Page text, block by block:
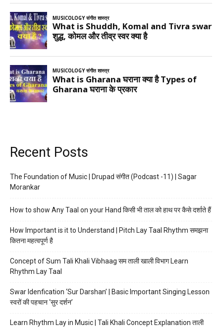
Recent Posts
The Foundation of Music | Drupad संगीत (Podcast -11) | Sagar
Morankar
How to show Any Taal on your Hand किसी भी ताल को हाथ पर कैसे दर्शाते हैं
How Important is it to Understand | Pitch Lay Taal Rhythm समझना
कितना महत्वपूर्ण है
Concept of Sum Tali Khali Vibhaag सम ताली खाली विभाग Learn
Rhythm Lay Taal
Swar Idenfication ‘Sur Darshan’ | Basic Important Singing Lesson
स्वरों की पहचान ‘सुर दर्शन’
Learn Rhythm Lay in Music | Tali Khali Concept Explanation ताली